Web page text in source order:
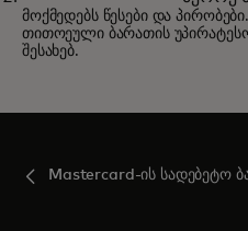
ცხოვრება
მოქმედებს წესები და
თითოეული ბარათის
შესახებ.
Mastercard-ის სადებეტო